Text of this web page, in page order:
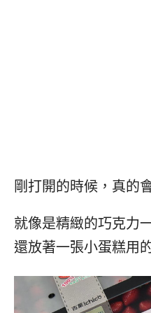
剛打開的時候，真的
就像是精緻的巧克力
還放著一張小蛋糕用